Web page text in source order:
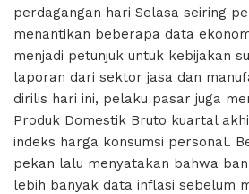
perdagangan hari Selasa seiring
menantikan beberapa data
menjadi petunjuk untuk kebijakan
laporan dari sektor jasa dan
dirilis hari ini, pelaku pasar juga
Produk Domestik Bruto kuartal
indeks harga konsumsi personal.
pekan lalu menyatakan bahwa
lebih banyak data inflasi sebelum